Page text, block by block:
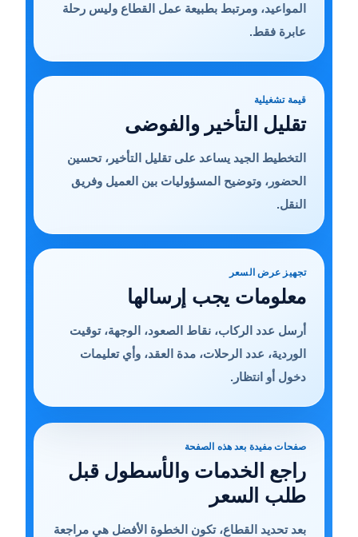
المواعيد، ومرتبط بطبيعة عمل القطاع وليس رحلة
عابرة فقط.
قيمة تشغيلية
تقليل التأخير والفوضى
التخطيط الجيد يساعد على تقليل التأخير، تحسين
الحضور، وتوضيح المسؤوليات بين العميل وفريق
النقل.
تجهيز عرض السعر
معلومات يجب إرسالها
أرسل عدد الركاب، نقاط الصعود، الوجهة، توقيت
الوردية، عدد الرحلات، مدة العقد، وأي تعليمات
دخول أو انتظار.
صفحات مفيدة بعد هذه الصفحة
راجع الخدمات والأسطول قبل
طلب السعر
بعد تحديد القطاع، تكون الخطوة الأفضل هي مراجعة